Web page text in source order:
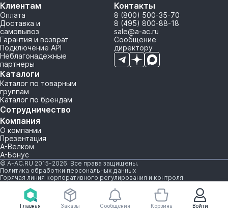
Главная Войти
Заказы Сообщения Корзина
Клиентам
Оплата
Доставка и
самовывоз
Гарантия и возврат
Подключение API
Неблагонадежные
партнеры
Каталоги
Каталог по товарным
группам
Каталог по брендам
Сотрудничество
Компания
О компании
Презентация
А-Велком
А-Бонус
Контакты
8 (800) 500-35-70
8 (495) 800-88-18
sale@a-ac.ru
Сообщение
директору
© A-AC.RU 2015-2026. Все права защищены.
Политика обработки персональных данных
Горячая линия корпоративного регулирования и контроля